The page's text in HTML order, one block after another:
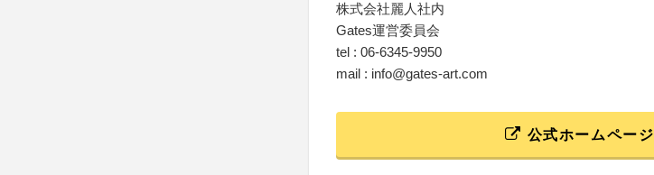
株式会社麗人社内
Gates運営委員会
tel : 06-6345-9950
mail : info@gates-art.com
公式ホームページ